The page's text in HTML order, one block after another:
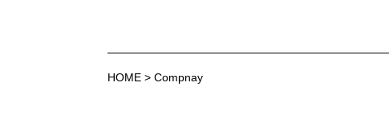
HOME >Compnay